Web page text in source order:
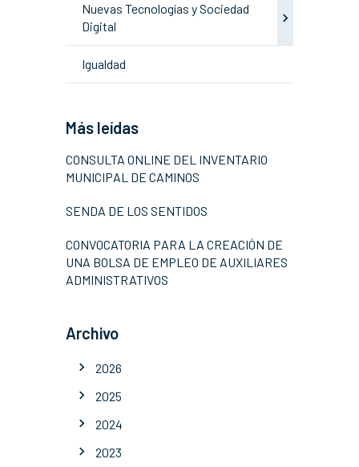
Nuevas Tecnologías y Sociedad
Digital
Igualdad
Más leídas
CONSULTA ONLINE DEL INVENTARIO
MUNICIPAL DE CAMINOS
SENDA DE LOS SENTIDOS
CONVOCATORIA PARA LA CREACIÓN DE
UNA BOLSA DE EMPLEO DE AUXILIARES
ADMINISTRATIVOS
Archivo
2026
2025
2024
2023